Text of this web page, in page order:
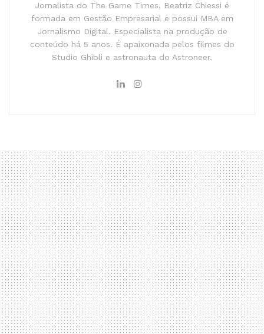
Jornalista do The Game Times, Beatriz Chiessi é
formada em Gestão Empresarial e possui MBA em
Jornalismo Digital. Especialista na produção de
conteúdo há 5 anos. É apaixonada pelos filmes do
Studio Ghibli e astronauta do Astroneer.